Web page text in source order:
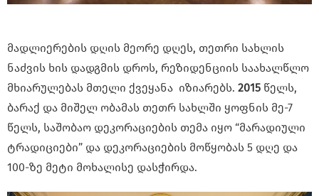
მადლიერების დღის მეორე დღეს, თეთრი სახლის
ნაძვის ხის დადგმის დროს, რეზიდენციის საახალწლო
მხიარულებას მთელი ქვეყანა იზიარებს. 2015 წელს,
ბარაქ და მიშელ ობამას თეთრ სახლში ყოფნის მე-7
წელს, საშობაო დეკორაციების თემა იყო “მარადიული
ტრადიციები” და დეკორაციების მოწყობას 5 დღე და
100-ზე მეტი მოხალისე დასჭირდა.